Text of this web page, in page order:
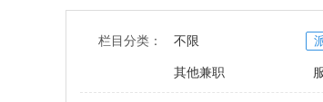
栏目分类： 不限
其他兼职